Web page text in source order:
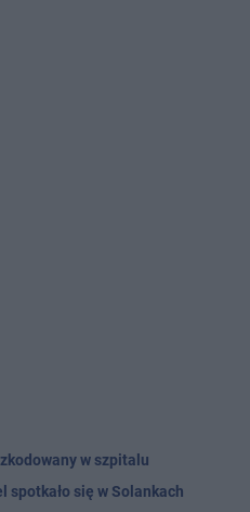
w szpitalu
spotkało się w Solankach